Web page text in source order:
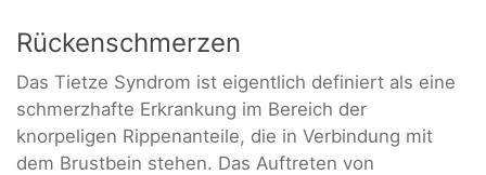
Rückenschmerzen
Das Tietze Syndrom ist eigentlich definiert als eine
schmerzhafte Erkrankung im Bereich der
knorpeligen Rippenanteile, die in Verbindung mit
dem Brustbein stehen. Das Auftreten von